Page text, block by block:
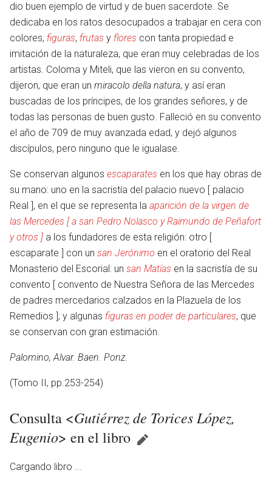
en
dio buen ejemplo de virtud y de buen sacerdote. Se
dedicaba en los ratos desocupados a trabajar en cera con
colores, figuras, frutas y flores con tanta propiedad e
imitación de la naturaleza, que eran muy celebradas de los
artistas. Coloma y Miteli, que las vieron en su convento,
dijeron, que eran un miracolo della natura, y así eran
buscadas de los príncipes, de los grandes señores, y de
todas las personas de buen gusto. Falleció en su convento
el año de 709 de muy avanzada edad, y dejó algunos
discípulos, pero ninguno que le igualase.
Se conservan algunos escaparates en los que hay obras de
su mano: uno en la sacristía del palacio nuevo [ palacio
Real ], en el que se representa la aparición de la virgen de
las Mercedes [ a san Pedro Nolasco y Raimundo de Peñafort
y otros ] a los fundadores de esta religión: otro [
escaparate ] con un san Jerónimo en el oratorio del Real
Monasterio del Escorial: un san Matías en la sacristía de su
convento [ convento de Nuestra Señora de las Mercedes
de padres mercedarios calzados en la Plazuela de los
Remedios ]; y algunas figuras en poder de particulares, que
se conservan con gran estimación.
Palomino, Alvar. Baen. Ponz.
(Tomo II, pp.253-254)
Consulta <Gutiérrez de Torices López,
Eugenio> en el libro
Cargando libro ...